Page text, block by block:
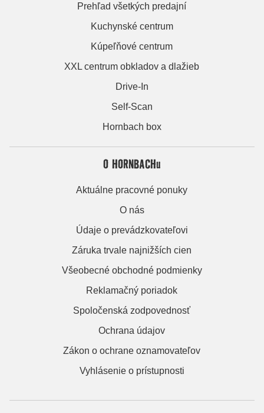
Prehľad všetkých predajní
Kuchynské centrum
Kúpeľňové centrum
XXL centrum obkladov a dlažieb
Drive-In
Self-Scan
Hornbach box
O HORNBACHu
Aktuálne pracovné ponuky
O nás
Údaje o prevádzkovateľovi
Záruka trvale najnižších cien
Všeobecné obchodné podmienky
Reklamačný poriadok
Spoločenská zodpovednosť
Ochrana údajov
Zákon o ochrane oznamovateľov
Vyhlásenie o prístupnosti